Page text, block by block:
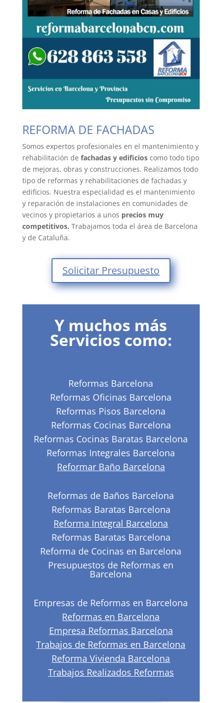
REFORMA DE FACHADAS
Somos expertos profesionales en el mantenimiento y
rehabilitación de fachadas y edificios como todo tipo
de mejoras, obras y construcciones. Realizamos todo
tipo de reformas y rehabilitaciones de fachadas y
edificios. Nuestra especialidad es el mantenimiento
y reparación de instalaciones en comunidades de
vecinos y propietarios a unos precios muy
competitivos. Trabajamos toda el área de Barcelona
y de Cataluña.
Solicitar Presupuesto
Y muchos más
Servicios como:
Reformas Barcelona
Reformas Oficinas Barcelona
Reformas Pisos Barcelona
Reformas Cocinas Barcelona
Reformas Cocinas Baratas Barcelona
Reformas Integrales Barcelona
Reformar Baño Barcelona
Reformas de Baños Barcelona
Reformas Baratas Barcelona
Reforma Integral Barcelona
Reformas Baratas Barcelona
Reforma de Cocinas en Barcelona
Presupuestos de Reformas en
Barcelona
Empresas de Reformas en Barcelona
Reformas en Barcelona
Empresa Reformas Barcelona
Trabajos de Reformas en Barcelona
Reforma Vivienda Barcelona
Trabajos Realizados Reformas